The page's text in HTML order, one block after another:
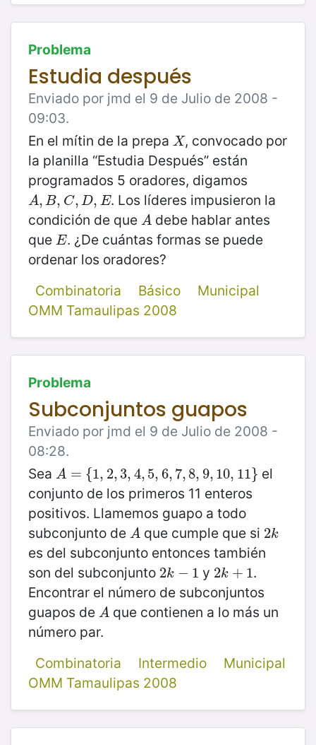
Problema
Estudia después
Enviado por jmd el 9 de Julio de 2008 -
09:03.
En el mítin de la prepa X
X , convocado por
la planilla “Estudia Después” están
programados 5 oradores, digamos
A, B, C, D, E
A,B,C ,D,E
. Los líderes impusieron la
condición de que A
A debe hablar antes
que E
E . ¿De cuántas formas se puede
ordenar los oradores?
Combinatoria
Básico
Municipal
OMM Tamaulipas 2008
Problema
Subconjuntos guapos
Enviado por jmd el 9 de Julio de 2008 -
08:28.
Sea A = {1, 2, 3, 4, 5, 6, 7, 8, 9, 10, 11}
A={1 ,2,3 ,4 ,5, 6, 7,8,9 ,10,11}
el
conjunto de los primeros 11 enteros
positivos. Llamemos guapo a todo
subconjunto de A
A que cumple que si 2k
2k
es del subconjunto entonces también
son del subconjunto 2k − 1
2k −1 y 2k + 1
2k +1
.
Encontrar el número de subconjuntos
guapos de A
A que contienen a lo más un
número par.
Combinatoria
Intermedio
Municipal
OMM Tamaulipas 2008